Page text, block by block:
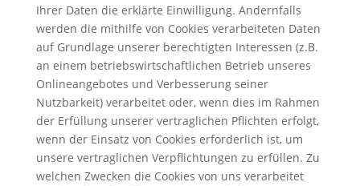
Ihrer Daten die erklärte Einwilligung. Andernfalls
werden die mithilfe von Cookies verarbeiteten Daten
auf Grundlage unserer berechtigten Interessen (z.B.
an einem betriebswirtschaftlichen Betrieb unseres
Onlineangebotes und Verbesserung seiner
Nutzbarkeit) verarbeitet oder, wenn dies im Rahmen
der Erfüllung unserer vertraglichen Pflichten erfolgt,
wenn der Einsatz von Cookies erforderlich ist, um
unsere vertraglichen Verpflichtungen zu erfüllen. Zu
welchen Zwecken die Cookies von uns verarbeitet